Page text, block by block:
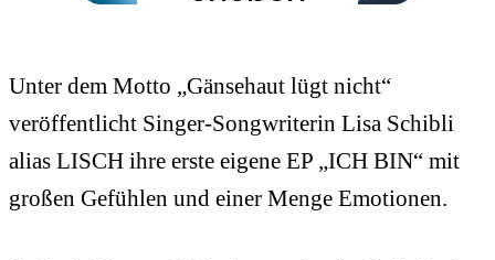
Unter dem Motto „Gänsehaut lügt nicht“
veröffentlicht Singer-Songwriterin Lisa Schibli
alias LISCH ihre erste eigene EP „ICH BIN“ mit
großen Gefühlen und einer Menge Emotionen.